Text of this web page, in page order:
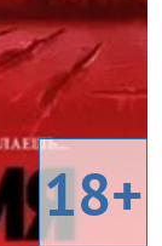
18+